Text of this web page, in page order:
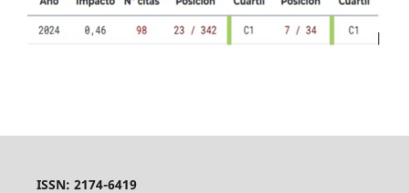
ISSN: 2174-6419